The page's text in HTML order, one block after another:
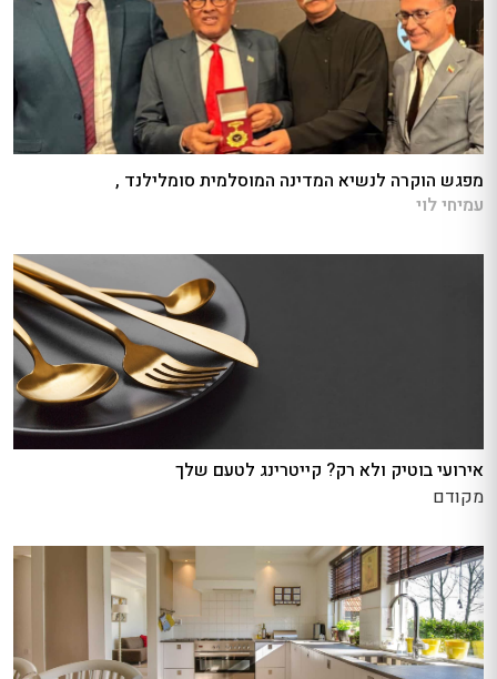
מפגש הוקרה לנשיא המדינה המוסלמית סומלילנד ,
עמיחי לוי
אירועי בוטיק ולא רק? קייטרינג לטעם שלך
מקודם